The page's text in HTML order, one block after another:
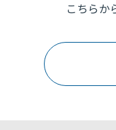
こちらか